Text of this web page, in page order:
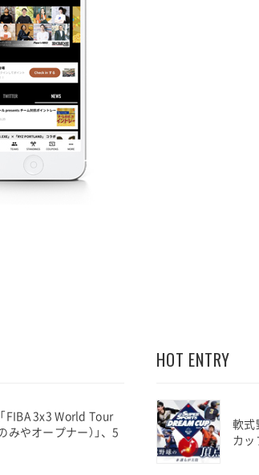
FIBA 3x3 World Tour
やオープナー）」、5
HOT ENTRY
軟式
カッ